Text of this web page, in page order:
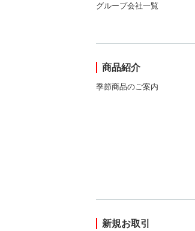
グループ会社一覧
商品紹介
季節商品のご案内
新規お取引